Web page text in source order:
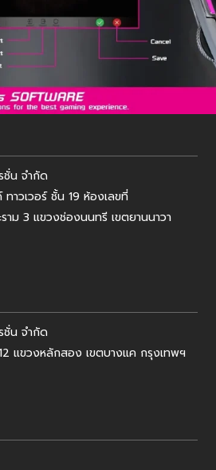
ชั่น จำกัด
ทาวเวอร์ ชั้น 19 ห้องเลขที่
าม 3 แขวงช่องนนทรี เขตยานนาวา
ชั่น จำกัด
แขวงหลักสอง เขตบางแค กรุงเทพฯ